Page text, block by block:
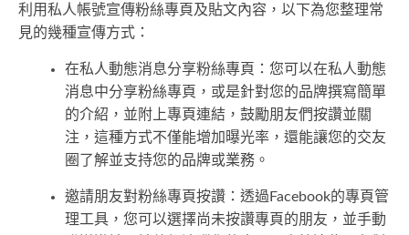
利用私人帳號宣傳粉絲專頁及貼文內容，以下為您整理常
見的幾種宣傳方式：
在私人動態消息分享粉絲專頁：您可以在私人動態
消息中分享粉絲專頁，或是針對您的品牌撰寫簡單
的介紹，並附上專頁連結，鼓勵朋友們按讚並關
注，這種方式不僅能增加曝光率，還能讓您的交友
圈了解並支持您的品牌或業務。
邀請朋友對粉絲專頁按讚：透過Facebook的專頁管
理工具，您可以選擇尚未按讚專頁的朋友，並手動